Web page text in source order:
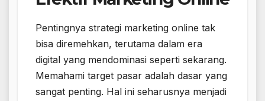
Pentingnya strategi marketing online tak
bisa diremehkan, terutama dalam era
digital yang mendominasi seperti sekarang.
Memahami target pasar adalah dasar yang
sangat penting. Hal ini seharusnya menjadi